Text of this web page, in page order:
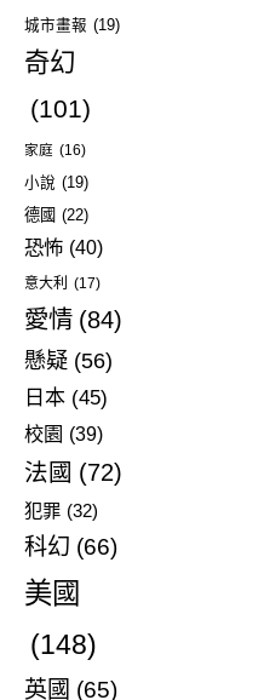
城市畫報 (19)
奇幻
(101)
家庭 (16)
小說 (19)
德國 (22)
恐怖 (40)
意大利 (17)
愛情 (84)
懸疑 (56)
日本 (45)
校園 (39)
法國 (72)
犯罪 (32)
科幻 (66)
美國
(148)
英國 (65)